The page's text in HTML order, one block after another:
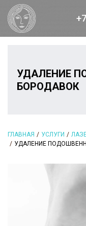
УДАЛЕНИЕ
БОРОДАВОК
ГЛАВНАЯ УСЛУГИ
УДАЛЕНИЕ